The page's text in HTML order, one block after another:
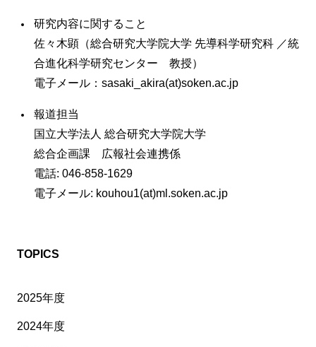
研究内容に関すること
佐々木顕（総合研究大学院大学 先導科学研究科 ／統
合進化科学研究センター 教授）
電子メール：sasaki_akira(at)soken.ac.jp
報道担当
国立大学法人 総合研究大学院大学
総合企画課 広報社会連携係
電話: 046-858-1629
電子メール: kouhou1(at)ml.soken.ac.jp
TOPICS
2025年度
2024年度